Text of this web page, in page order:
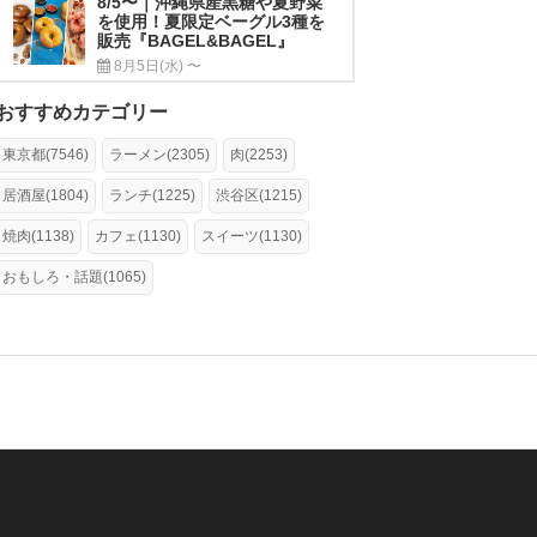
を使用！夏限定ベーグル3種を
販売『BAGEL&BAGEL』
8月5日(水) 〜
すすめカテゴリー
東京都(7546) ラーメン(2305) 肉(2253)
居酒屋(1804) ランチ(1225) 渋谷区(1215)
焼肉(1138) カフェ(1130) スイーツ(1130)
おもしろ・話題(1065)